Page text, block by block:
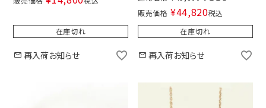
在庫切れ
再入荷お知らせ
販売価格 ¥44,820税込
在庫切れ
再入荷お知らせ